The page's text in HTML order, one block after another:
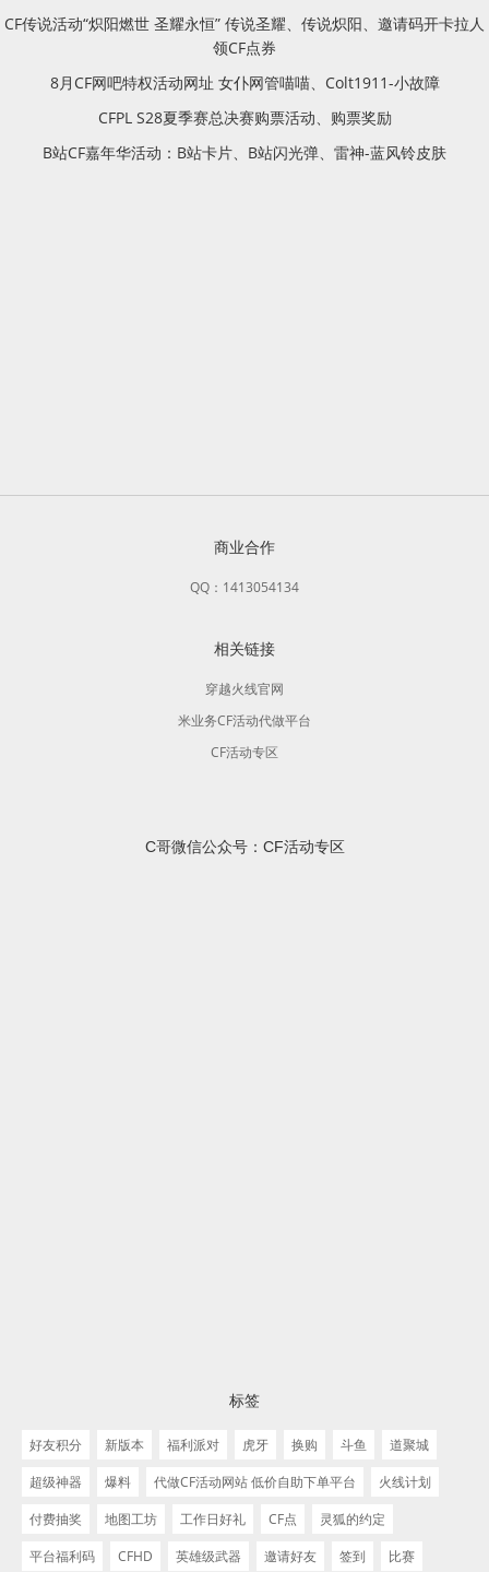
CF传说活动“炽阳燃世 圣耀永恒” 传说圣耀、传说炽阳、邀请码开卡拉人
领CF点券
8月CF网吧特权活动网址 女仆网管喵喵、Colt1911-小故障
CFPL S28夏季赛总决赛购票活动、购票奖励
B站CF嘉年华活动：B站卡片、B站闪光弹、雷神-蓝风铃皮肤
商业合作
QQ：1413054134
相关链接
穿越火线官网
米业务CF活动代做平台
CF活动专区
C哥微信公众号：CF活动专区
标签
好友积分 新版本 福利派对 虎牙 换购 斗鱼
道聚城
超级神器
爆料 代做CF活动网站 低价自助下单平台
火线计划
付费抽奖
地图工坊 工作日好礼 CF点
灵狐的约定
平台福利码
CFHD 英雄级武器 邀请好友 签到 比赛